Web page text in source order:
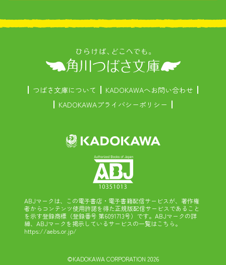
つばさ文庫について
KADOKAWAへお問い合わせ
KADOKAWAプライバシーポリシー
ABJマークは、この電子書店・電子書籍配信サービスが、著作権
者からコンテンツ使用許諾を得た正規版配信サービスであること
を示す登録商標（登録番号 第6091713号）です。ABJマークの詳
細、ABJマークを掲示しているサービスの一覧はこちら。
https://aebs.or.jp/
©KADOKAWA CORPORATION 2026